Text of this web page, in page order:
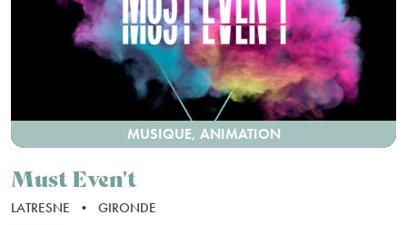
MUSIQUE, ANIMATION
Must Even't
LATRESNE • GIRONDE